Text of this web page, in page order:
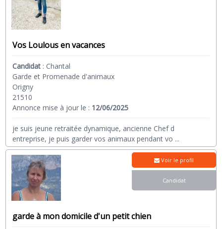
Vos Loulous en vacances
Candidat : Chantal
Garde et Promenade d'animaux
Origny
21510
Annonce mise à jour le : 12/06/2025
je suis jeune retraitée dynamique, ancienne Chef d
entreprise, je puis garder vos animaux pendant vo ...
garde à mon domicile d'un petit chien
Voir le profil
Candidat